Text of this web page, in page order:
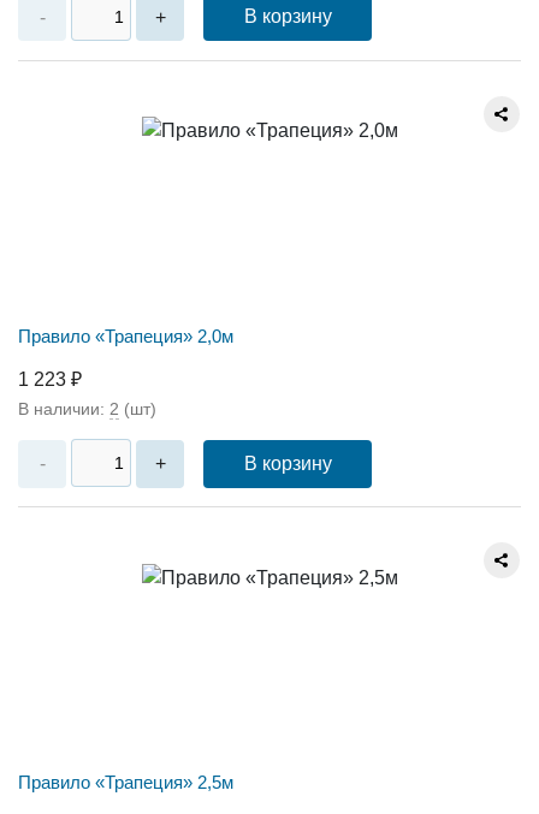
- + В корзину
Правило «Трапеция» 2,0м
1 223 ₽
В наличии: 2 (шт)
- + В корзину
Правило «Трапеция» 2,5м